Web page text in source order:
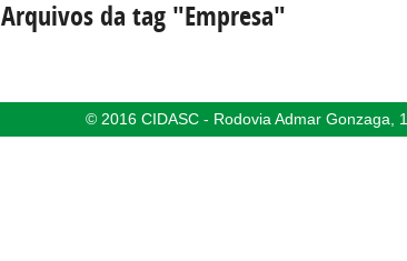
Arquivos da tag "Empresa"
© 2016 CIDASC - Rodovia Admar Gonzaga,